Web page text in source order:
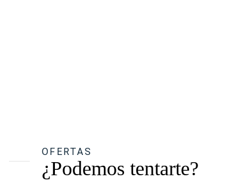
OFERTAS
¿Podemos tentarte?